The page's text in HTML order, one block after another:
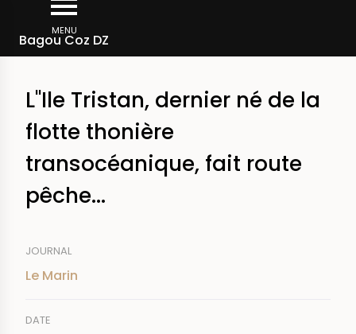
contenu
MENU
Bagou Coz DZ
d'Ariane
Rechercher dans la presse
L"Ile Tristan, dernier né de la
flotte thonière
transocéanique, fait route
pêche...
JOURNAL
Le Marin
DATE